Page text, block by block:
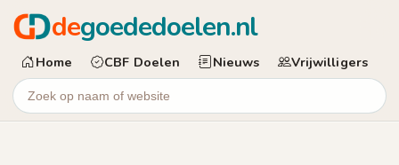
degoededoelen.nl
Home CBF Doelen Nieuws Vrijwilligers